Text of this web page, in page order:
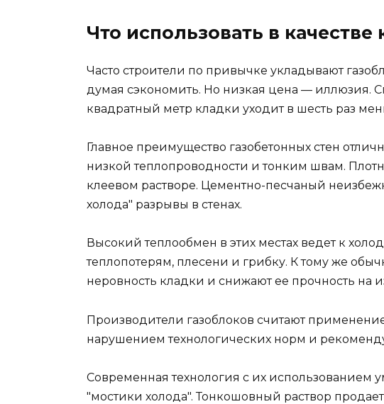
Что использовать в качестве
Часто строители по привычке укладывают
думая сэкономить. Но низкая цена — иллюзия.
квадратный метр кладки уходит в шесть раз
Главное преимущество газобетонных стен
низкой теплопроводности и тонким швам.
клеевом растворе. Цементно-песчаный
холода" разрывы в стенах.
Высокий теплообмен в этих местах ведет к
теплопотерям, плесени и грибку. К тому же
неровность кладки и снижают ее прочность на
Производители газоблоков считают
нарушением технологических норм и
Современная технология с их использованием
"мостики холода". Тонкошовный раствор